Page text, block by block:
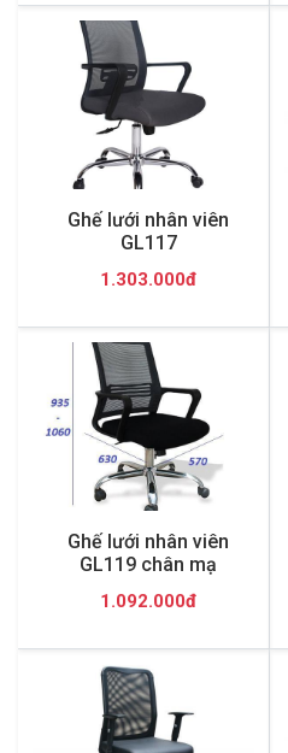
Ghế lưới nhân viên
GL117
1.303.000đ
Ghế lưới nhân viên
GL119 chân mạ
1.092.000đ